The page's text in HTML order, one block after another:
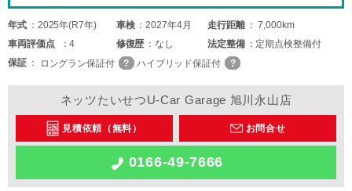
年式 2025年(R7年) 車検 2027年4月 走行距離
7,000km
車両評価点 4 修復歴 なし 法定整備
定期点検整備付
保証
ロングラン保証付 ハイブリッド保証付
ネッツたいせつU-Car Garage 旭川永山店
見積依頼（無料） お問合せ
0166-49-7666